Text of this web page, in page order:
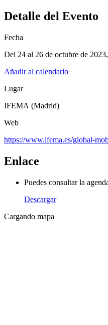
Detalle del Evento
Fecha
Del 24 al 26 de octubre de 2023
Añadir al calendario
Lugar
IFEMA (Madrid)
Web
https://www.ifema.es/global-
Enlace
Puedes consultar la
Descargar
Cargando mapa